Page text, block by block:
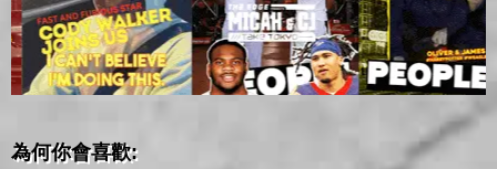
為何你會喜歡: